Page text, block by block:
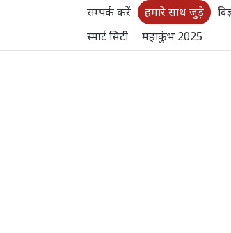
सम्पर्क करें हमारे साथ जुड़े
स्मार्ट सिटी
महाकुंभ 2025